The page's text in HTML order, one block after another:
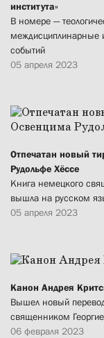
института»
В номере —
междисциплинарные
событий
05 апреля 2023
Отпечатан новый
Рудольфе Хёссе
Книга немецкого
вышла на русском
05 апреля 2023
Канон Андрея
Вышел новый
священником
06 февраля 2023